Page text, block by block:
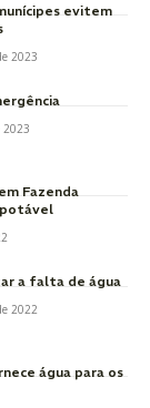
evitem
2023
2023
Fazenda
potável
a falta de água
2022
água para os